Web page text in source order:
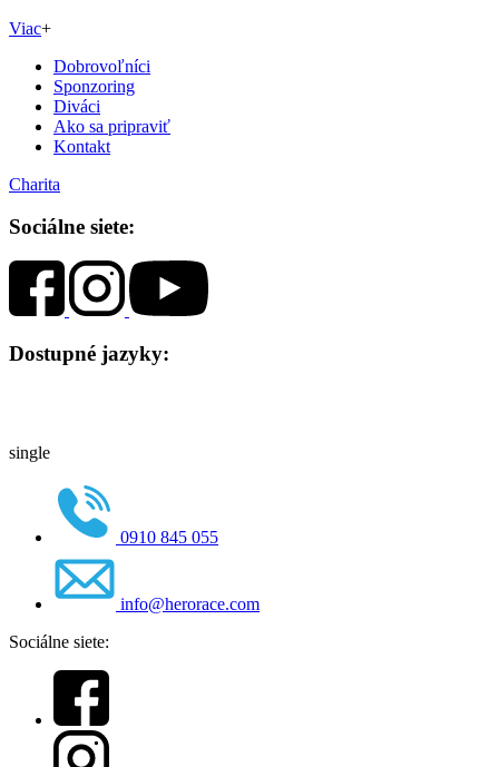
Viac+
Dobrovoľníci
Sponzoring
Diváci
Ako sa pripraviť
Kontakt
Charita
Sociálne siete:
Dostupné jazyky:
single
0910 845 055
info@herorace.com
Sociálne siete: